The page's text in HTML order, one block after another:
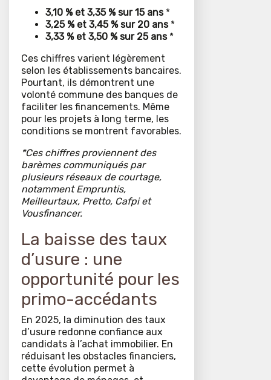
3,10 % et 3,35 % sur 15 ans*
3,25 % et 3,45 % sur 20 ans*
3,33 % et 3,50 % sur 25 ans*
Ces chiffres varient légèrement
selon les établissements bancaires.
Pourtant, ils démontrent une
volonté commune des banques de
faciliter les financements. Même
pour les projets à long terme, les
conditions se montrent favorables.
*Ces chiffres proviennent des
barèmes communiqués par
plusieurs réseaux de courtage,
notamment Empruntis,
Meilleurtaux, Pretto, Cafpi et
Vousfinancer.
La baisse des taux
d’usure : une
opportunité pour les
primo-accédants
En 2025, la diminution des taux
d’usure redonne confiance aux
candidats à l’achat immobilier. En
réduisant les obstacles financiers,
cette évolution permet à